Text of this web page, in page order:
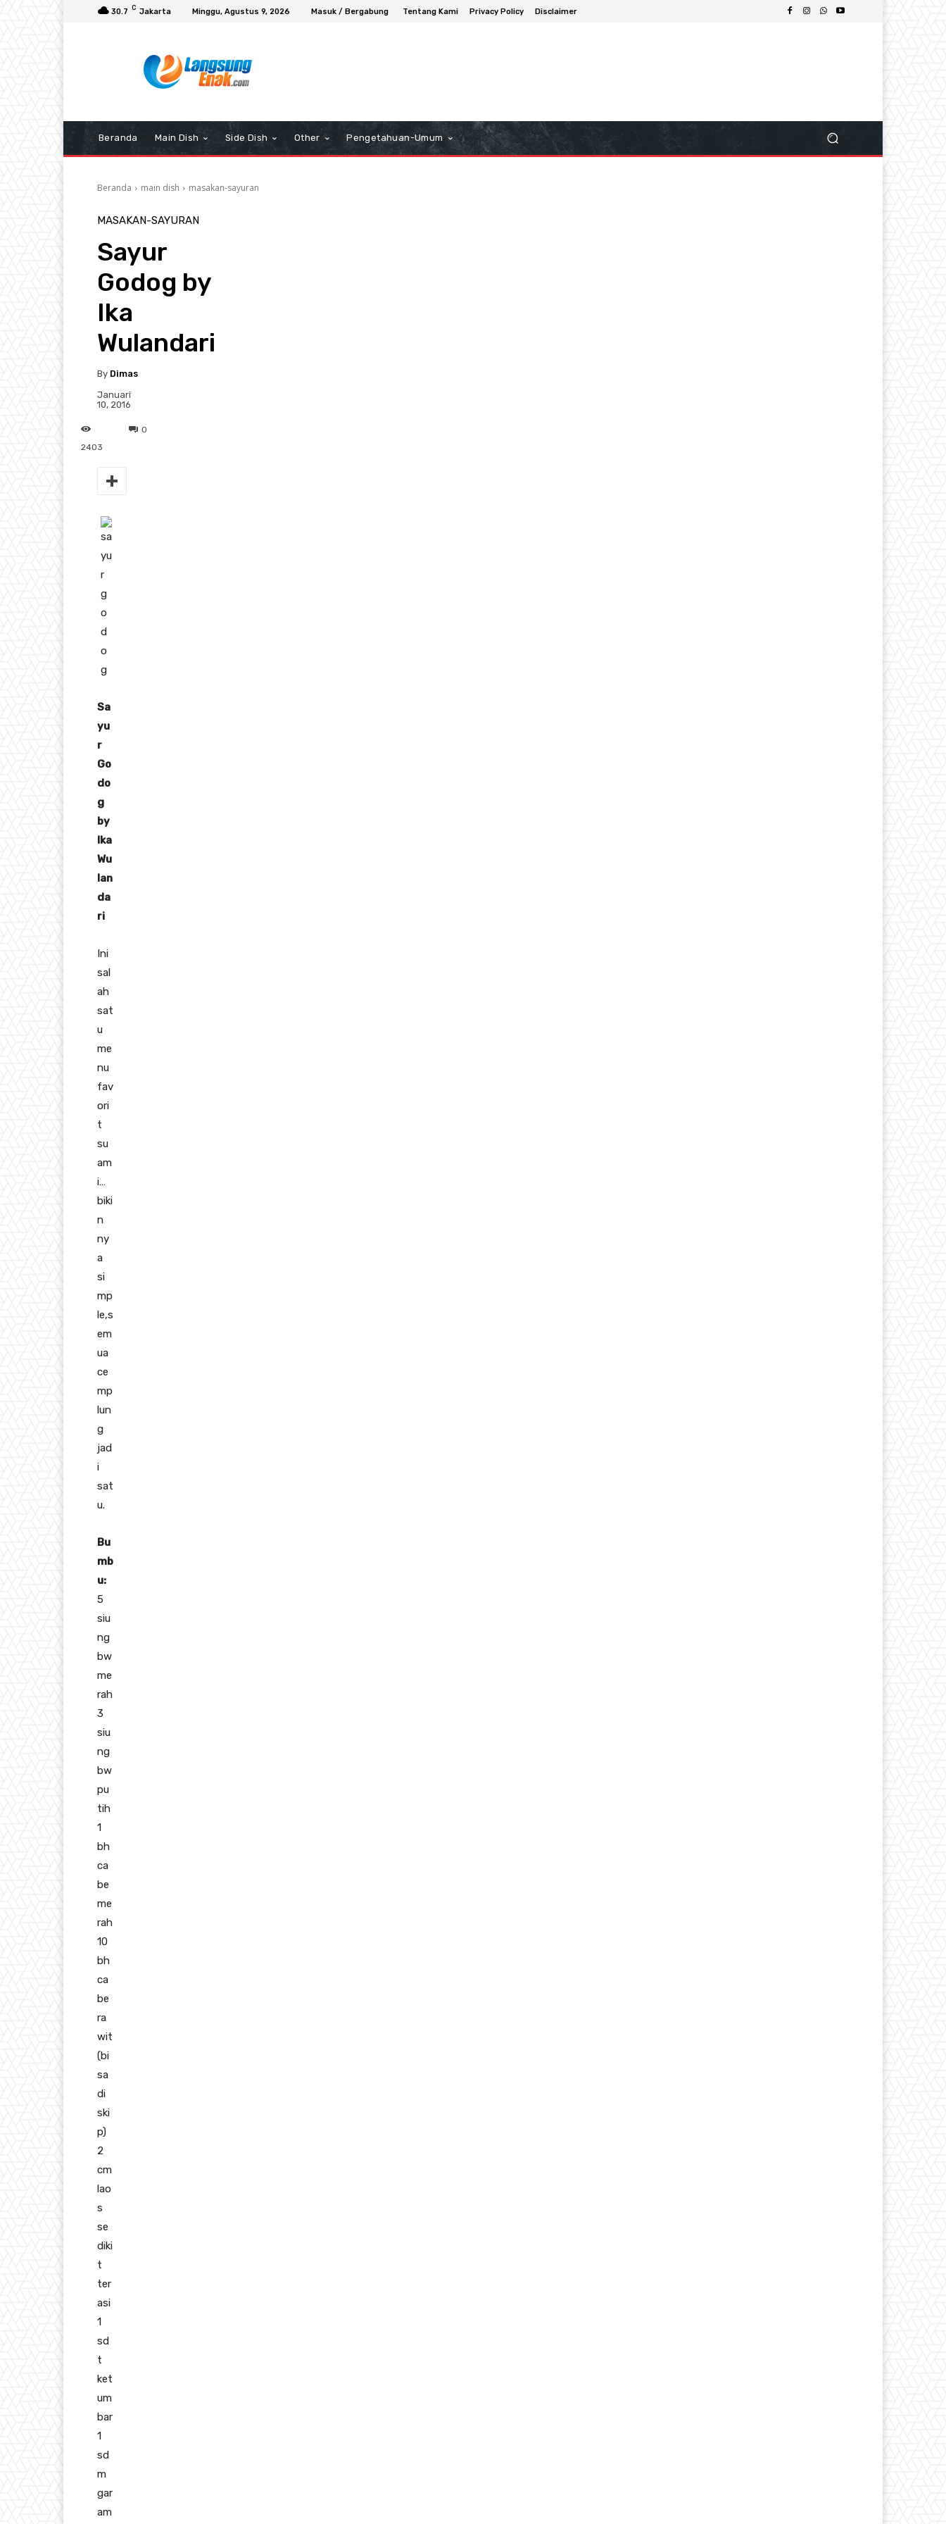
30.7 C Jakarta Minggu, Agustus 9, 2026 Masuk / Bergabung Tentang Kami Privacy Policy Disclaimer
Beranda Main Dish Side Dish Other Pengetahuan-Umum
Beranda main dish masakan-sayuran
MASAKAN-SAYURAN
Sayur
Godog by
Ika
Wulandari
By Dimas
Januari
10, 2016
0
2403
Sa
yu
r
Go
do
g
by
Ika
Wu
lan
da
ri
Ini
sal
ah
sat
u
me
nu
fav
ori
t
su
am
i…
biki
n
ny
a
si
mp
le,s
em
ua
ce
mp
lun
g
jad
i
sat
u.
Bu
mb
u:
5
siu
ng
bw
me
rah
3
siu
ng
bw
pu
tih
1
bh
ca
be
me
rah
10
bh
ca
be
ra
wit
(bi
sa
di
ski
p)
2
cm
lao
s
se
diki
t
ter
asi
1
sd
t
ket
um
bar
1
sd
m
gar
am